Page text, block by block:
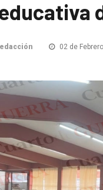
02 de